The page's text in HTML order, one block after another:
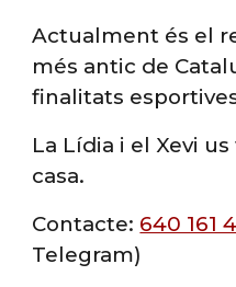
Actualment és el
més antic de
finalitats
La Lídia i el Xevi
casa.
Contacte: 640 161
Telegram)